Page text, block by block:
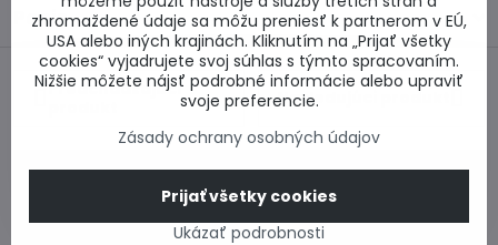
Popis
Predchádzajúci
Nasledujúci produkt
0917 969 003
Technické poradenstvo
0948 987 787
zhromaždené údaje sa môžu preniesť k partnerom v EÚ,
USA alebo iných krajinách. Kliknutím na „Prijať všetky
cookies“ vyjadrujete svoj súhlas s týmto spracovaním.
Nižšie môžete nájsť podrobné informácie alebo upraviť
svoje preferencie.
Zásady ochrany osobných údajov
Ukázať podrobnosti
Prijať všetky cookies